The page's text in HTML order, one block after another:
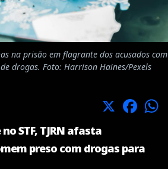
na prisão em flagrante dos acusados com
drogas. Foto: Harrison Haines/Pexels
X Facebook
STF, TJRN afasta
preso com drogas para